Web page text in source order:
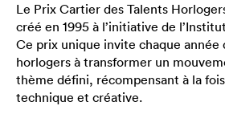
Le Prix Cartier des Talents
créé en 1995 à l’initiative de
Ce prix unique invite chaque année
horlogers à transformer un
thème défini, récompensant à la
technique et créative.